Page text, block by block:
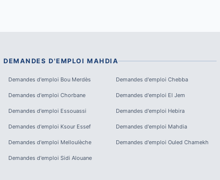
DEMANDES D'EMPLOI MAHDIA
Demandes d'emploi Bou Merdès Demandes d'emploi Chebba
Demandes d'emploi Chorbane Demandes d'emploi El Jem
Demandes d'emploi Essouassi Demandes d'emploi Hebira
Demandes d'emploi Ksour Essef Demandes d'emploi Mahdia
Demandes d'emploi Melloulèche Demandes d'emploi Ouled Chamekh
Demandes d'emploi Sidi Alouane